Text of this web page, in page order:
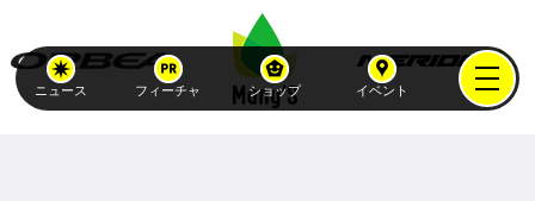
ニュース フィーチャ ショップ イベント